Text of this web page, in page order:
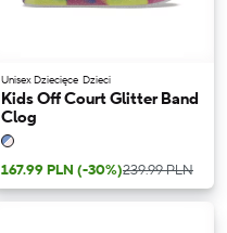
Unisex Dziecięce Dzieci
Kids Off Court Glitter Band
Clog
167.99 PLN (-30%)239.99 PLN